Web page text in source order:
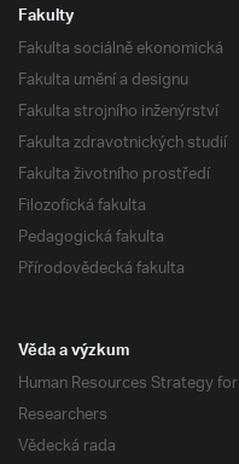
Fakulty
Fakulta sociálně ekonomická
Fakulta umění a designu
Fakulta strojního inženýrství
Fakulta zdravotnických studií
Fakulta životního prostředí
Filozofická fakulta
Pedagogická fakulta
Přírodovědecká fakulta
Věda a výzkum
Human Resources Strategy for
Researchers
Vědecká rada